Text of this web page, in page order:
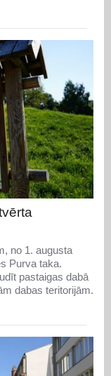
no 1. augusta
Purva taka.
pastaigas dabā
dabas teritorijām.